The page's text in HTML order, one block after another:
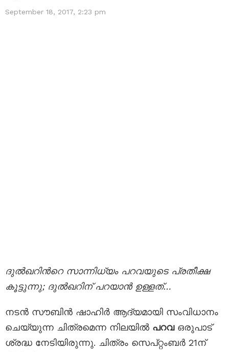
September 18, 2017, 2:23 pm
ദുല്‍ഖറിന്‍റെ സാന്നിധ്യം പറവയുടെ പ്രതീക്ഷ
കൂട്ടുന്നു; ദുല്‍ഖറിന് പറയാന്‍ ഉള്ളത്…
നടന്‍ സൗബിൻ ഷാഹിർ ആദ്യമായി സംവിധാനം
ചെയ്യുന്ന ചിത്രമെന്ന നിലയില്‍ പറവഒരുപാട്
ശ്രദ്ധ നേടിയിരുന്നു. ചിത്രം സെപ്റ്റംബര്‍ 21ന്